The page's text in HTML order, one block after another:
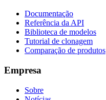
Documentação
Referência da API
Biblioteca de modelos
Tutorial de clonagem
Comparação de produtos
Empresa
Sobre